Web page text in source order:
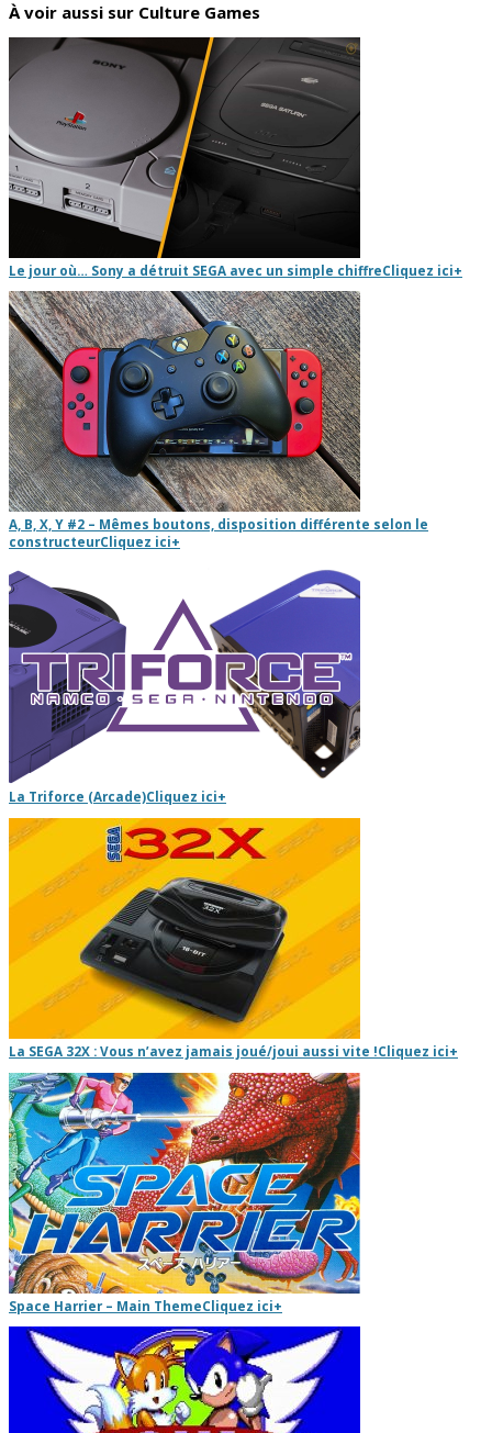
À voir aussi sur Culture Games
Le jour où… Sony a détruit SEGA avec un simple chiffreCliquez ici+
A, B, X, Y #2 – Mêmes boutons, disposition différente selon le
constructeurCliquez ici+
La Triforce (Arcade)Cliquez ici+
La SEGA 32X : Vous n’avez jamais joué/joui aussi vite !Cliquez ici+
Space Harrier – Main ThemeCliquez ici+